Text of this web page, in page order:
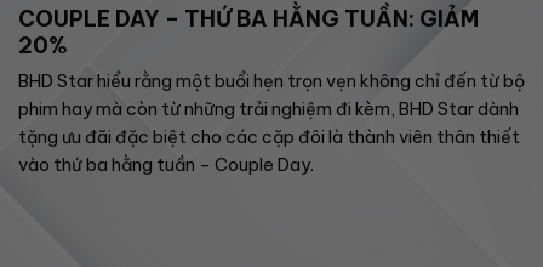
COUPLE DAY – THỨ BA HẰNG TUẦN: GIẢM
20%
BHD Star hiểu rằng một buổi hẹn trọn vẹn không chỉ đến từ bộ
phim hay mà còn từ những trải nghiệm đi kèm, BHD Star dành
tặng ưu đãi đặc biệt cho các cặp đôi là thành viên thân thiết
vào thứ ba hằng tuần – Couple Day.